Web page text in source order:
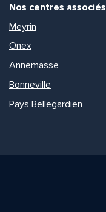
Nos centres associés
Meyrin
Onex
Annemasse
Bonneville
Pays Bellegardien